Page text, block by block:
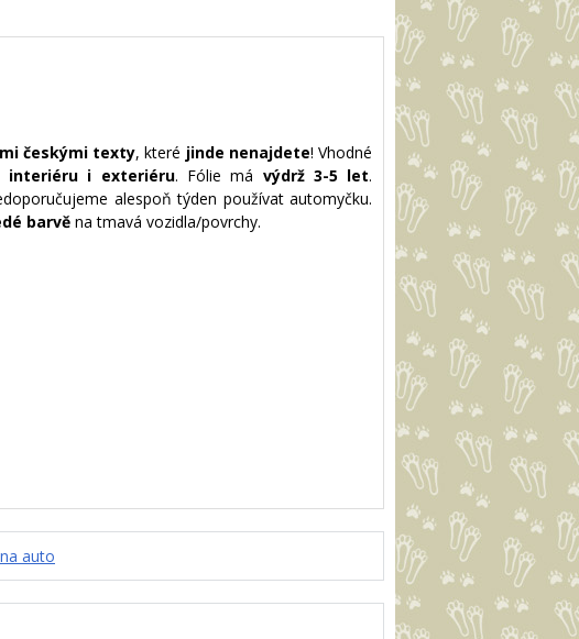
českými texty, které jinde nenajdete! Vhodné
interiéru i exteriéru. Fólie má výdrž 3-5 let.
alespoň týden používat automyčku.
barvě na tmavá vozidla/povrchy.
auto